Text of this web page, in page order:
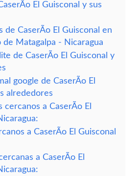
El Guisconal y sus
de CaserÃ­o El Guisconal en
de Matagalpa - Nicaragua
de CaserÃ­o El Guisconal y
google de CaserÃ­o El
alrededores
cercanos a CaserÃ­o El
a CaserÃ­o El Guisconal
a CaserÃ­o El